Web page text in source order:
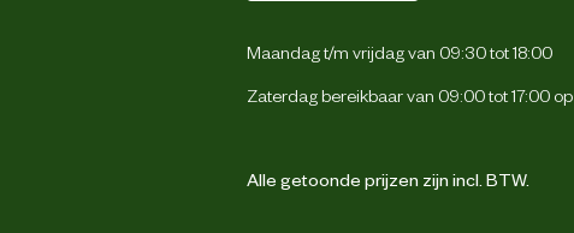
Maandag t/m vrijdag van 09:30 tot 18:00
Zaterdag bereikbaar van 09:00 tot 17:00 op
Alle getoonde prijzen zijn incl. BTW.